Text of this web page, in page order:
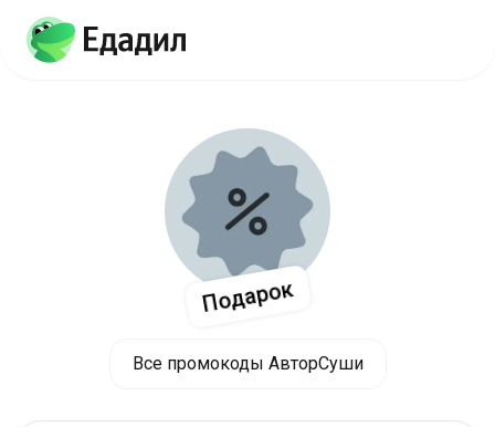
Подарок
Все промокоды АвторСуши